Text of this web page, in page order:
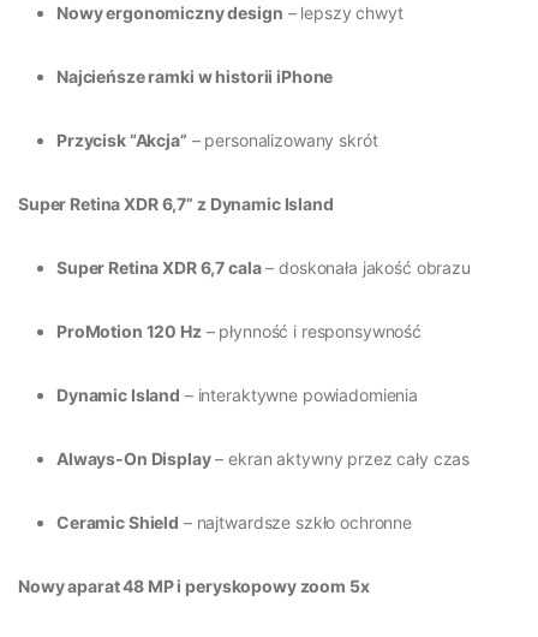
Nowy ergonomiczny design – lepszy chwyt
Najcieńsze ramki w historii iPhone
Przycisk “Akcja” – personalizowany skrót
Super Retina XDR 6,7” z Dynamic Island
Super Retina XDR 6,7 cala– doskonała jakość obrazu
ProMotion 120 Hz – płynność i responsywność
Dynamic Island – interaktywne powiadomienia
Always-On Display– ekran aktywny przez cały czas
Ceramic Shield – najtwardsze szkło ochronne
Nowy aparat 48 MP i peryskopowy zoom 5x